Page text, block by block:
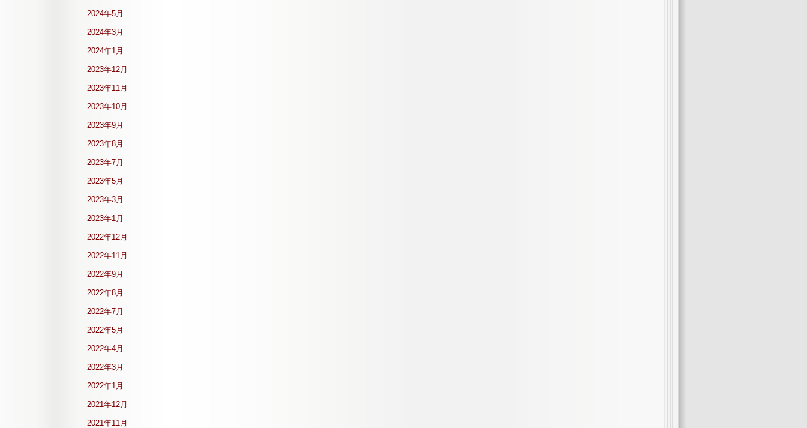
2024年5月
2024年3月
2024年1月
2023年12月
2023年11月
2023年10月
2023年9月
2023年8月
2023年7月
2023年5月
2023年3月
2023年1月
2022年12月
2022年11月
2022年9月
2022年8月
2022年7月
2022年5月
2022年4月
2022年3月
2022年1月
2021年12月
2021年11月